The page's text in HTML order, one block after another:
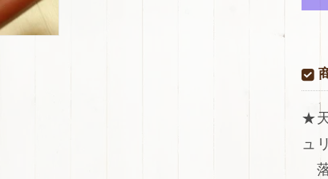
料
★
ュ